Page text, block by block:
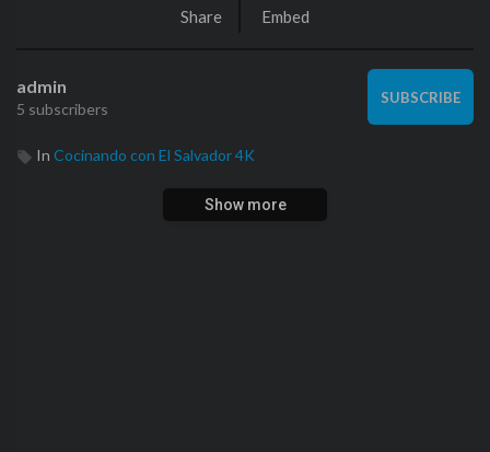
Share Embed
admin
5 subscribers
SUBSCRIBE
In Cocinando con El Salvador 4K
Show more